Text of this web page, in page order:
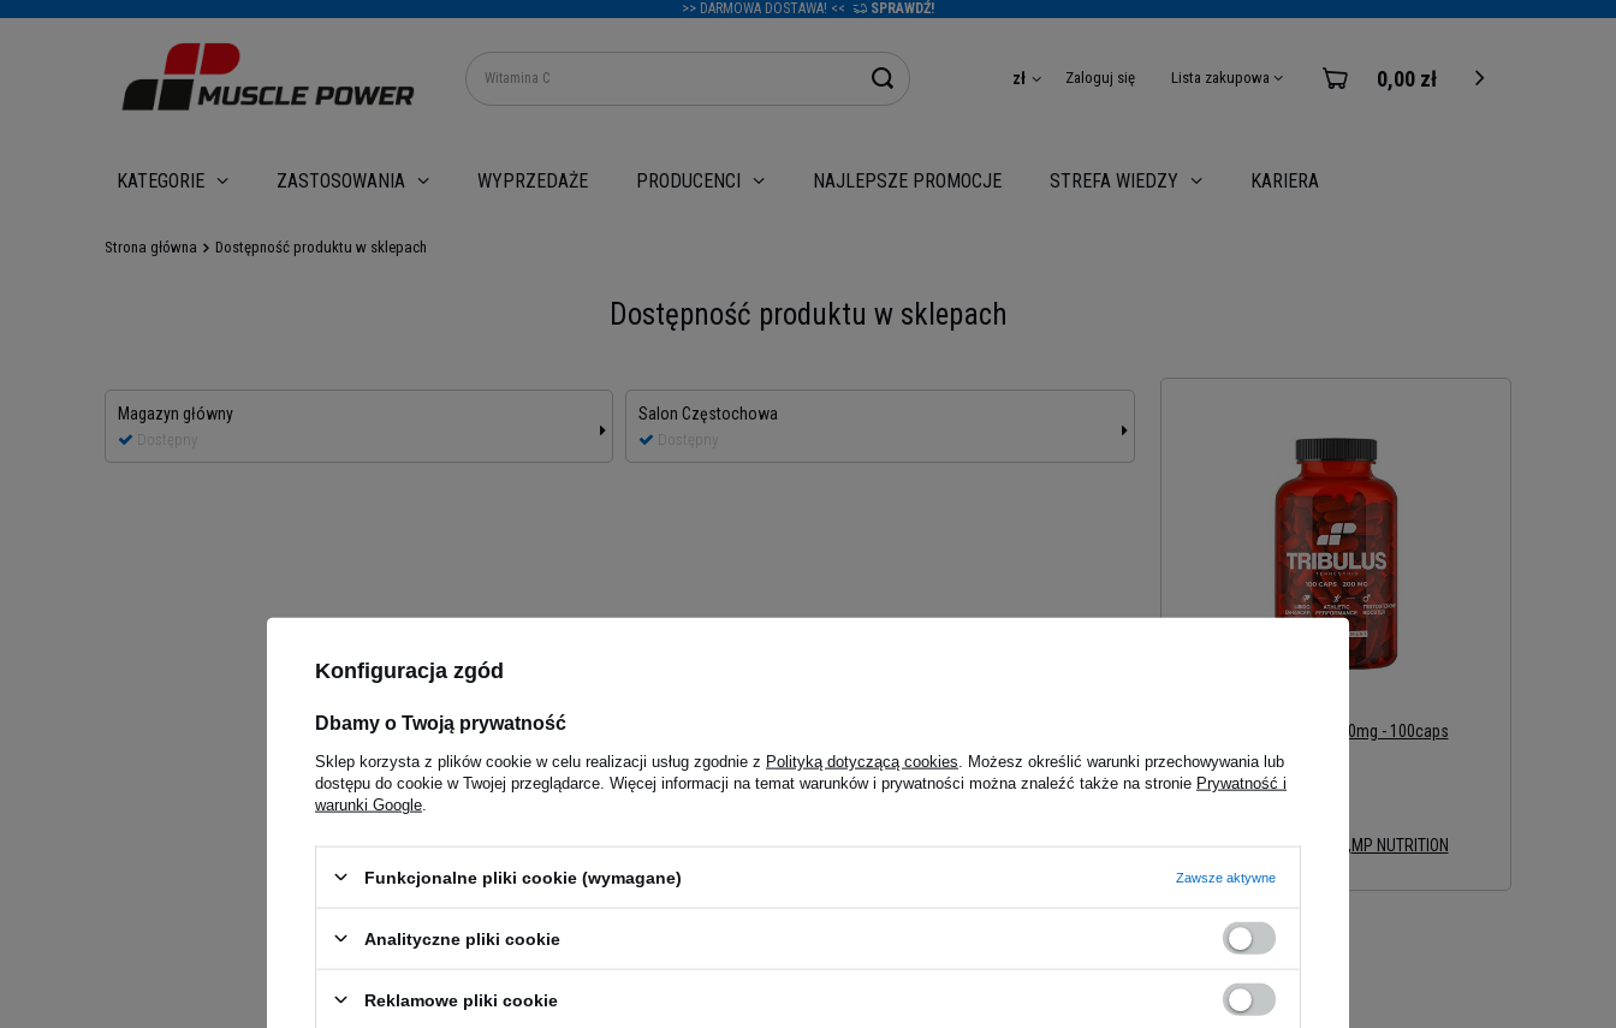
>> DARMOWA DOSTAWA! << SPRAWDŹ!
zł Zaloguj się Lista zakupowa 0,00 zł
KATEGORIE ZASTOSOWANIA WYPRZEDAŻE PRODUCENCI NAJLEPSZE PROMOCJE STREFA WIEDZY KARIERA
Strona główna Dostępność produktu w sklepach
Dostępność produktu w sklepach
MP NUTRITION Tribulus 200mg - 100caps
13,29 zł
BoostedPlace:
Tribulus 200mg - 100caps ,MP NUTRITION
Magazyn główny
Dostępny
Salon Częstochowa
Dostępny
Konfiguracja zgód
Dbamy o Twoją prywatność
Sklep korzysta z plików cookie w celu realizacji usług zgodnie z Polityką dotyczącą cookies . Możesz określić warunki przechowywania lub
dostępu do cookie w Twojej przeglądarce. Więcej informacji na temat warunków i prywatności można znaleźć także na stronie Prywatność i
warunki Google
Funkcjonalne pliki cookie (wymagane) Zawsze aktywne
Analityczne pliki cookie
Reklamowe pliki cookie